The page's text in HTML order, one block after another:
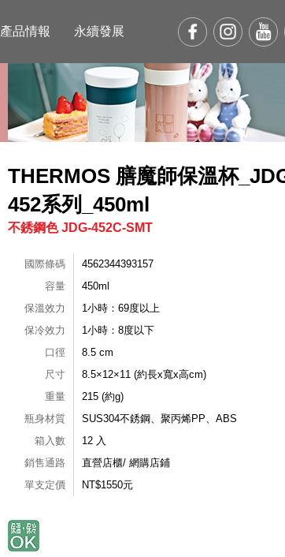
產品情報 永續發展
THERMOS 膳魔師保溫杯
452系列_450ml
不銹鋼色 JDG-452C-SMT
國際條碼
4562344393157
容量
450ml
保溫效力
1小時：69度以上
保冷效力
1小時：8度以下
口徑
8.5 cm
尺寸
8.5×12×11 (約長x寬x高cm)
重量
215 (約g)
瓶身材質
SUS304不銹鋼、聚丙烯PP、ABS
箱入數
12 入
銷售通路
直營店櫃/ 網購店鋪
單支定價
NT$1550元